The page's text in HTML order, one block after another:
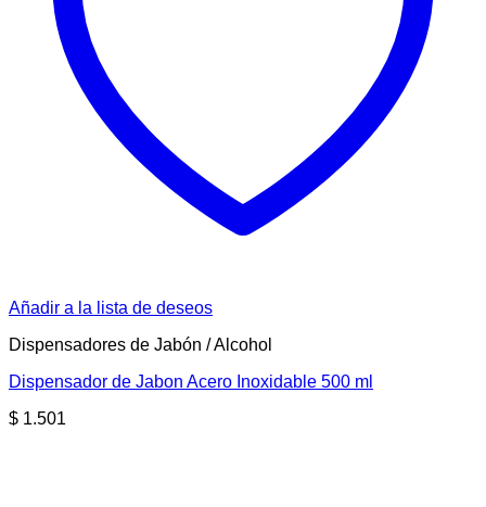
Añadir a la lista de deseos
Dispensadores de Jabón / Alcohol
Dispensador de Jabon Acero Inoxidable 500 ml
$ 1.501